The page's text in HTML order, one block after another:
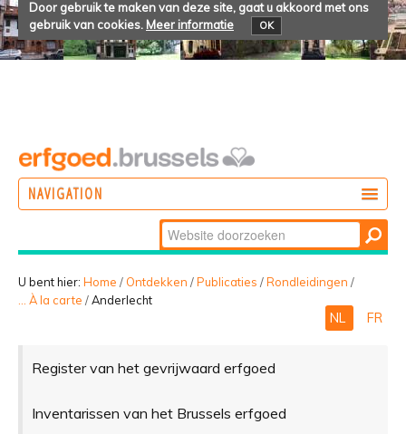
Door gebruik te maken van deze site, gaat u akkoord met ons
gebruik van cookies. Meer informatie OK
NAVIGATION
BELEVEN
Zoek
Geavanceerd
zoeken...
U bent hier: Home / Ontdekken /Publicaties /Rondleidingen /
... À la carte /Anderlecht
NL FR
Register van het gevrijwaard erfgoed
Inventarissen van het Brussels erfgoed